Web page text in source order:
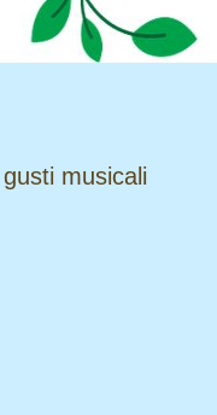
musicali